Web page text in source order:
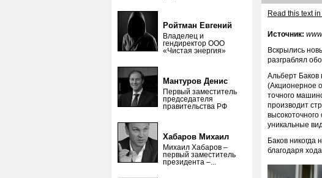
Ройтман Евгений
Владелец и
гендиректор ООО
«Чистая энергия»
Мантуров Денис
Первый заместитель
председателя
правительства РФ
Хабаров Михаил
Михаил Хабаров –
первый заместитель
президента –...
Read this text
Источник:
Вскрылись
разграблял
Альберт
(Акционерное
точного
производит
уникальные
Баков никогда
благодаря